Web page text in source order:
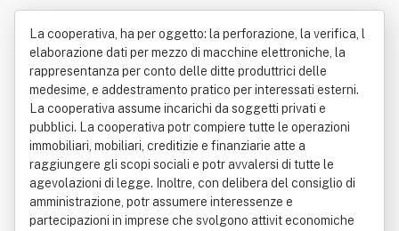
tà Cooperativa
La cooperativa, ha per oggetto: la perforazione, la verifica, l
elaborazione dati per mezzo di macchine elettroniche, la
rappresentanza per conto delle ditte produttrici delle
medesime, e addestramento pratico per interessati esterni.
La cooperativa assume incarichi da soggetti privati e
pubblici. La cooperativa potr compiere tutte le operazioni
immobiliari, mobiliari, creditizie e finanziarie atte a
raggiungere gli scopi sociali e potr avvalersi di tutte le
agevolazioni di legge. Inoltre, con delibera del consiglio di
amministrazione, potr assumere interessenze e
partecipazioni in imprese che svolgono attivit economiche